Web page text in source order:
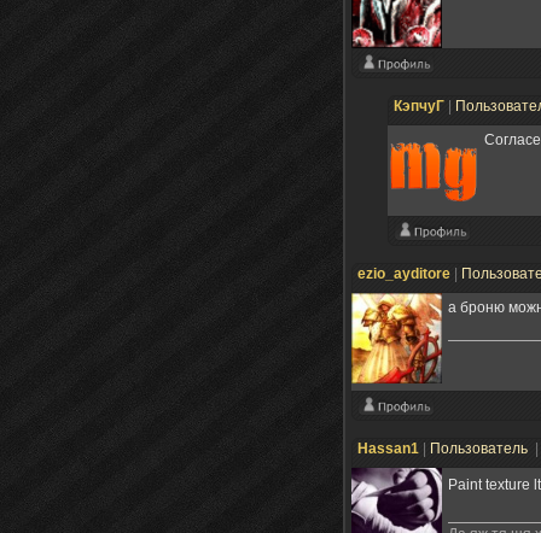
КэпчуГ
ezio_ayditore
а броню
Hassan1 Пользователь
Paint texture